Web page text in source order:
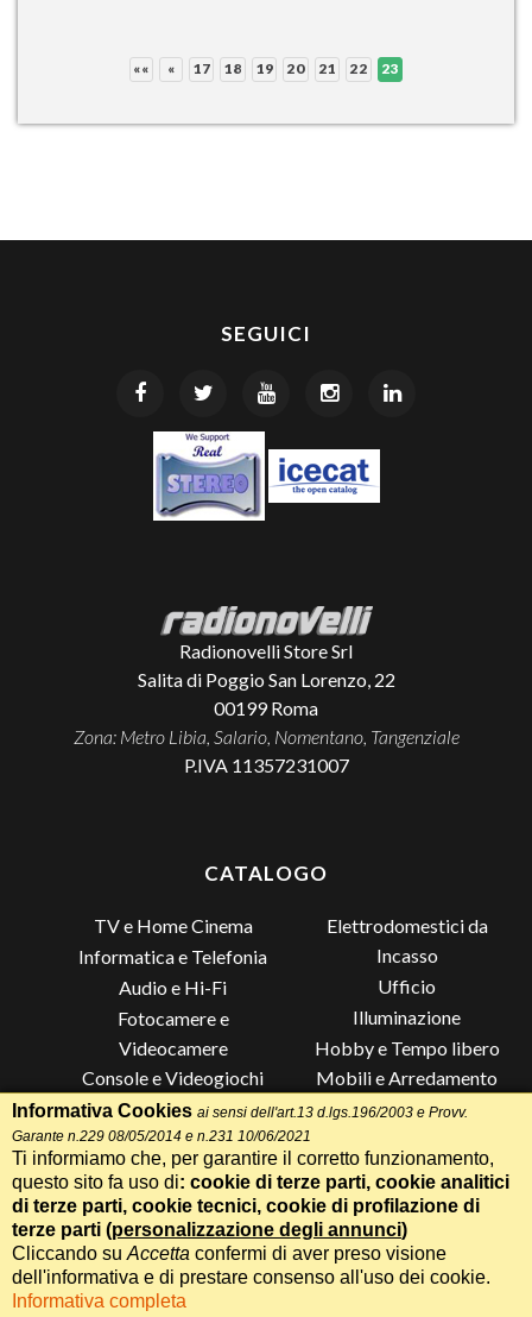
«« « 17 18 19 20 21 22 23
SEGUICI
Radionovelli Store Srl
Salita di Poggio San Lorenzo, 22
00199 Roma
Zona: Metro Libia, Salario, Nomentano, Tangenziale
P.IVA 11357231007
CATALOGO
TV e Home Cinema
Informatica e Telefonia
Audio e Hi-Fi
Fotocamere e
Videocamere
Console e Videogiochi
Piccoli Elettrodomestici
Grandi Elettrodomestici e
Climatizzazione
Elettrodomestici da
Incasso
Ufficio
Illuminazione
Hobby e Tempo libero
Mobili e Arredamento
Lista di Nozze
Termini e Condizioni-Privacy Cookie
Realizzazione siti web Itala
Whatsapp Chiama
Informativa Cookies ai sensi dell'art.13 d.lgs.196/2003 e Provv.
Garante n.229 08/05/2014 e n.231 10/06/2021
Ti informiamo che, per garantire il corretto funzionamento,
questo sito fa uso di: cookie di terze parti, cookie analitici
di terze parti, cookie tecnici, cookie di profilazione di
terze parti (personalizzazione degli annunci)
Cliccando su Accetta confermi di aver preso visione
dell'informativa e di prestare consenso all'uso dei cookie.
Informativa completa